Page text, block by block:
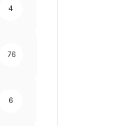
4
76
6